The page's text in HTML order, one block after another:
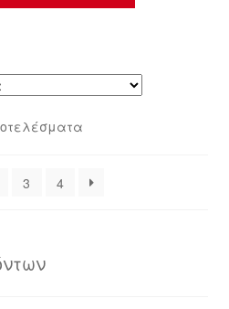
Sorted
3 4